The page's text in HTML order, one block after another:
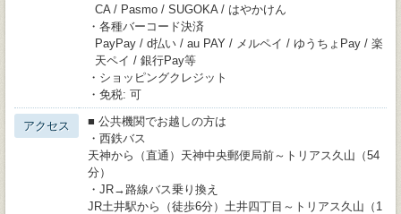
CA / Pasmo / SUGOKA / はやかけん
・各種バーコード決済
PayPay / d払い / au PAY / メルペイ / ゆうちょPay / 楽
天ペイ / 銀行Pay等
・ショッピングクレジット
・免税: 可
アクセス
■ 公共機関でお越しの方は
・西鉄バス
天神から（直通）天神中央郵便局前～トリアス久山（54
分）
・JR→路線バス乗り換え
JR土井駅から（徒歩6分）土井四丁目～トリアス久山（1